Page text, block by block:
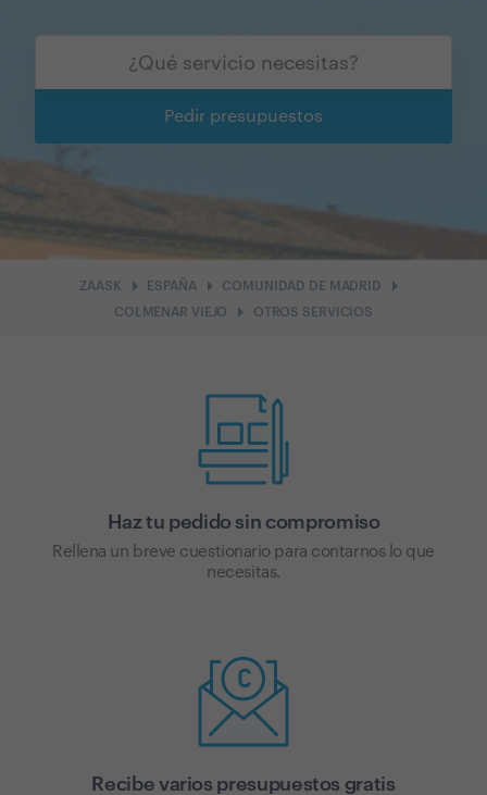
Pedir presupuestos
ZAASK arrow_right ESPAÑAarrow_right COMUNIDAD DE MADRID arrow_right
COLMENAR VIEJO arrow_right OTROS SERVICIOS
Haz tu pedido sin compromiso
Rellena un breve cuestionario para contarnos lo que
necesitas.
Recibe varios presupuestos gratis